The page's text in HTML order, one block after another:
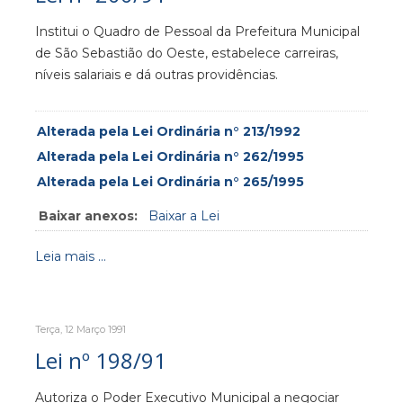
Institui o Quadro de Pessoal da Prefeitura Municipal
de São Sebastião do Oeste, estabelece carreiras,
níveis salariais e dá outras providências.
Alterada pela Lei Ordinária n° 213/1992
Alterada pela Lei Ordinária n° 262/1995
Alterada pela Lei Ordinária n° 265/1995
Baixar anexos: Baixar a Lei
Leia mais ...
Terça, 12 Março 1991
Lei nº 198/91
Autoriza o Poder Executivo Municipal a negociar